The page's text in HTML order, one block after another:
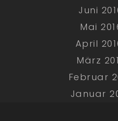
Juni
Mai
April
März
Februar
Januar